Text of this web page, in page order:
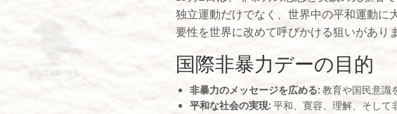
独立運動だけでなく、世界中の平和運動に
要性を世界に改めて呼びかける狙いがあり
国際非暴力デーの目的
非暴力のメッセージを広める: 教育や国民意識
平和な社会の実現: 平和、寛容、理解、そして